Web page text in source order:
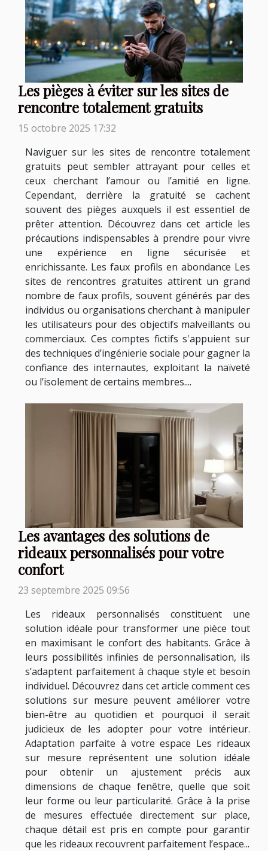
Les pièges à éviter sur les sites de
rencontre totalement gratuits
15 octobre 2025 17:32
Naviguer sur les sites de rencontre totalement
gratuits peut sembler attrayant pour celles et
ceux cherchant l’amour ou l’amitié en ligne.
Cependant, derrière la gratuité se cachent
souvent des pièges auxquels il est essentiel de
prêter attention. Découvrez dans cet article les
précautions indispensables à prendre pour vivre
une expérience en ligne sécurisée et
enrichissante. Les faux profils en abondance Les
sites de rencontres gratuites attirent un grand
nombre de faux profils, souvent générés par des
individus ou organisations cherchant à manipuler
les utilisateurs pour des objectifs malveillants ou
commerciaux. Ces comptes fictifs s'appuient sur
des techniques d’ingénierie sociale pour gagner la
confiance des internautes, exploitant la naïveté
ou l’isolement de certains membres....
Les avantages des solutions de
rideaux personnalisés pour votre
confort
23 septembre 2025 09:56
Les rideaux personnalisés constituent une
solution idéale pour transformer une pièce tout
en maximisant le confort des habitants. Grâce à
leurs possibilités infinies de personnalisation, ils
s’adaptent parfaitement à chaque style et besoin
individuel. Découvrez dans cet article comment ces
solutions sur mesure peuvent améliorer votre
bien-être au quotidien et pourquoi il serait
judicieux de les adopter pour votre intérieur.
Adaptation parfaite à votre espace Les rideaux
sur mesure représentent une solution idéale
pour obtenir un ajustement précis aux
dimensions de chaque fenêtre, quelle que soit
leur forme ou leur particularité. Grâce à la prise
de mesures effectuée directement sur place,
chaque détail est pris en compte pour garantir
que les rideaux recouvrent parfaitement l’espace...